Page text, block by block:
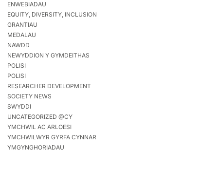
ENWEBIADAU
EQUITY, DIVERSITY, INCLUSION
GRANTIAU
MEDALAU
NAWDD
NEWYDDION Y GYMDEITHAS
POLISI
POLISI
RESEARCHER DEVELOPMENT
SOCIETY NEWS
SWYDDI
UNCATEGORIZED @CY
YMCHWIL AC ARLOESI
YMCHWILWYR GYRFA CYNNAR
YMGYNGHORIADAU